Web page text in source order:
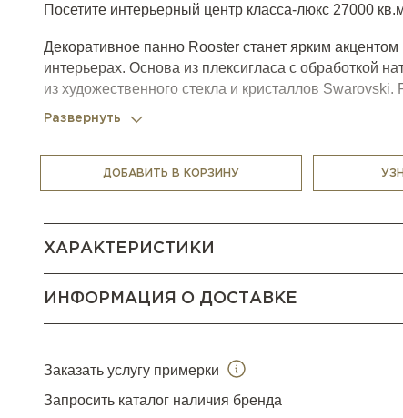
Посетите интерьерный центр класса-люкс 27000
Декоративное панно Rooster станет ярким
интерьерах. Основа из плексигласа с обработкой
из художественного стекла и кристаллов
Развернуть
ДОБАВИТЬ В КОРЗИНУ
ХАРАКТЕРИСТИКИ
ИНФОРМАЦИЯ О ДОСТАВКЕ
Заказать услугу примерки
Запросить каталог наличия бренда